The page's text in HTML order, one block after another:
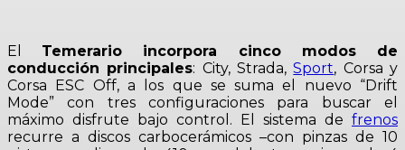
El Temerario incorpora cinco modos de
conducción principales: City, Strada,Sport, Corsa y
Corsa ESC Off, a los que se suma el nuevo “Drift
Mode” con tres configuraciones para buscar el
máximo disfrute bajo control. El sistema de frenos
recurre a discos carbocerámicos –con pinzas de 10